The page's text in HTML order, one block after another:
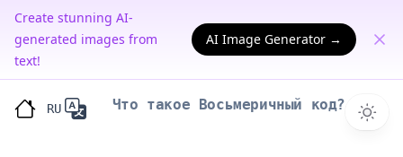
Create stunning AI-
generated images from
text!
AI Image Generator →
RU Что такое Восьмеричный код?